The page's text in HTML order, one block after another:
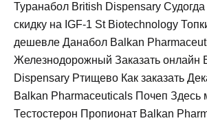
Туранабол British Dispensary Судогда
скидку на IGF-1 St Biotechnology
дешевле Данабол Balkan
Железнодорожный Заказать онлайн
Dispensary Ртищево Как заказать
Balkan Pharmaceuticals Почеп Здесь
Тестостерон Пропионат Balkan